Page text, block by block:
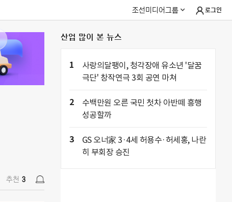
조선미디어그룹 로그인
추천 3
산업 많이 본 뉴스